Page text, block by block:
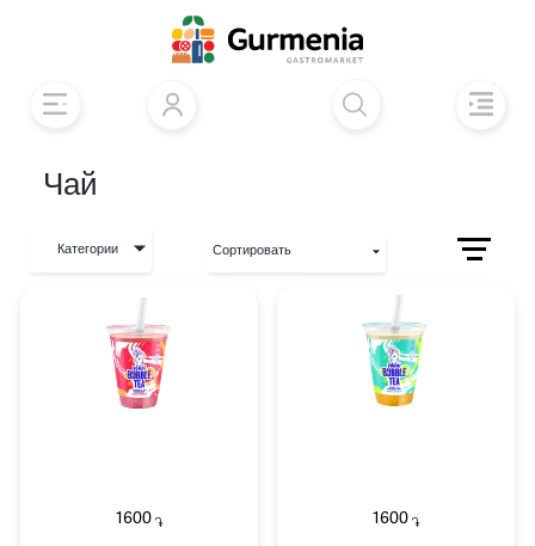
Чай
Категории Сортировать
1600֏ 1600 ֏